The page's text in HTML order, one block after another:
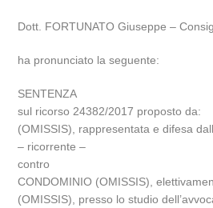
Dott. FORTUNATO Giuseppe –
ha pronunciato la seguente:
SENTENZA
sul ricorso 24382/2017 proposto da:
(OMISSIS), rappresentata e difesa
– ricorrente –
contro
CONDOMINIO (OMISSIS),
(OMISSIS), presso lo studio